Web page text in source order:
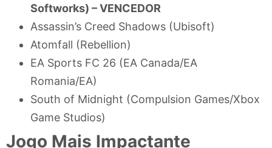
Softworks) –VENCEDOR
Assassin’s Creed Shadows (Ubisoft)
Atomfall (Rebellion)
EA Sports FC 26 (EA Canada/EA
Romania/EA)
South of Midnight (Compulsion Games/Xbox
Game Studios)
Jogo Mais Impactante